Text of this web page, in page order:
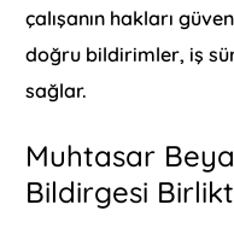
çalışanın hakları
doğru bildirimler, iş
sağlar.
Muhtasar
Bildirgesi